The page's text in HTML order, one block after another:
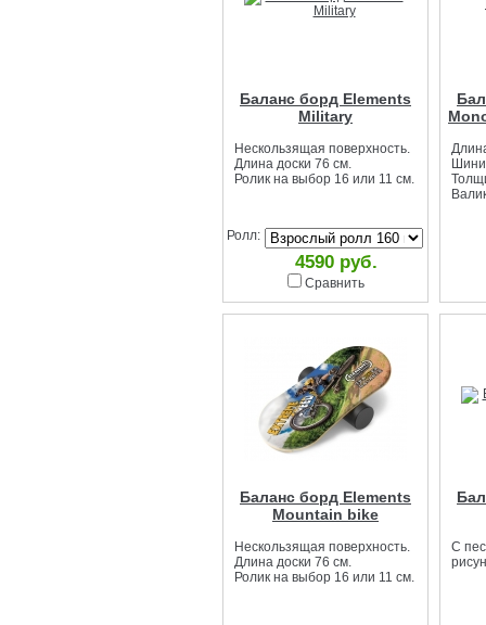
Баланс борд Elements
Military
Нескользящая поверхность.
Длина доски 76 см.
Ролик на выбор 16 или 11 см.
Ролл:
4590 руб.
Сравнить
Баланс борд Elements
Mountain bike
Нескользящая поверхность.
Длина доски 76 см.
Ролик на выбор 16 или 11 см.
С